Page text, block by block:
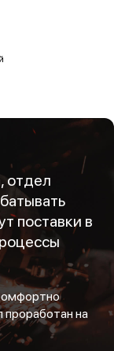
отдел
поставки в
проработан на